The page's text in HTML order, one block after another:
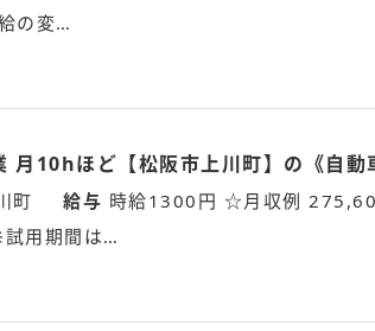
の変…
月10hほど【松阪市上川町】の《自動
町 給与 時給1300円 ☆月収例
用期間は…